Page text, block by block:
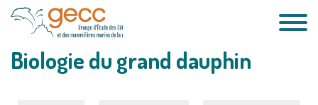
Passer
Biologie du grand dauphin